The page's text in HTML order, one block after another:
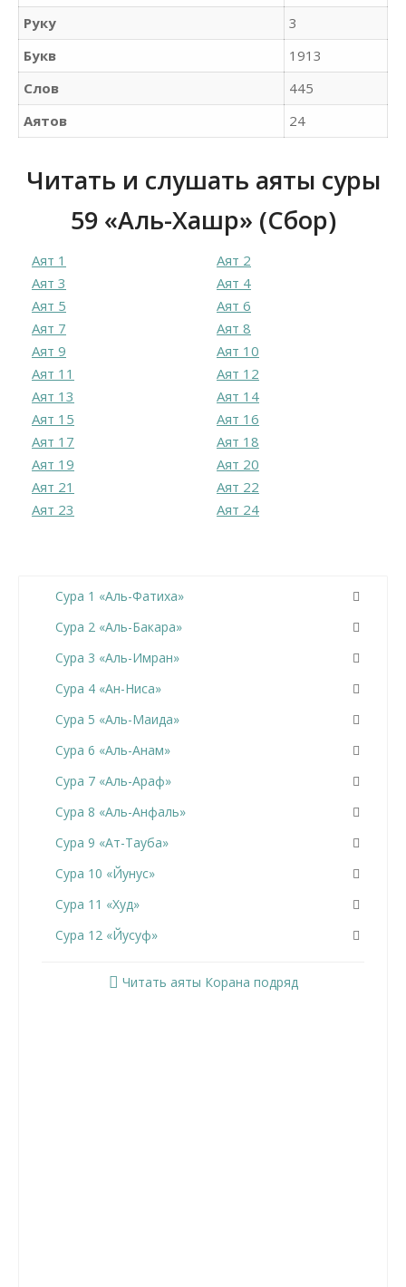
Руку
3
Букв
1913
Слов
445
Аятов
24
Читать и слушать аяты суры
59 «Аль-Хашр» (Сбор)
Аят 1
Аят 2
Аят 3
Аят 4
Аят 5
Аят 6
Аят 7
Аят 8
Аят 9
Аят 10
Аят 11
Аят 12
Аят 13
Аят 14
Аят 15
Аят 16
Аят 17
Аят 18
Аят 19
Аят 20
Аят 21
Аят 22
Аят 23
Аят 24
Сура 1 «Аль-Фатиха»
Сура 2 «Аль-Бакара»
Сура 3 «Аль-Имран»
Сура 4 «Ан-Ниса»
Сура 5 «Аль-Маида»
Сура 6 «Аль-Анам»
Сура 7 «Аль-Араф»
Сура 8 «Аль-Анфаль»
Сура 9 «Ат-Тауба»
Сура 10 «Йунус»
Сура 11 «Худ»
Сура 12 «Йусуф»
Читать аяты Корана подряд